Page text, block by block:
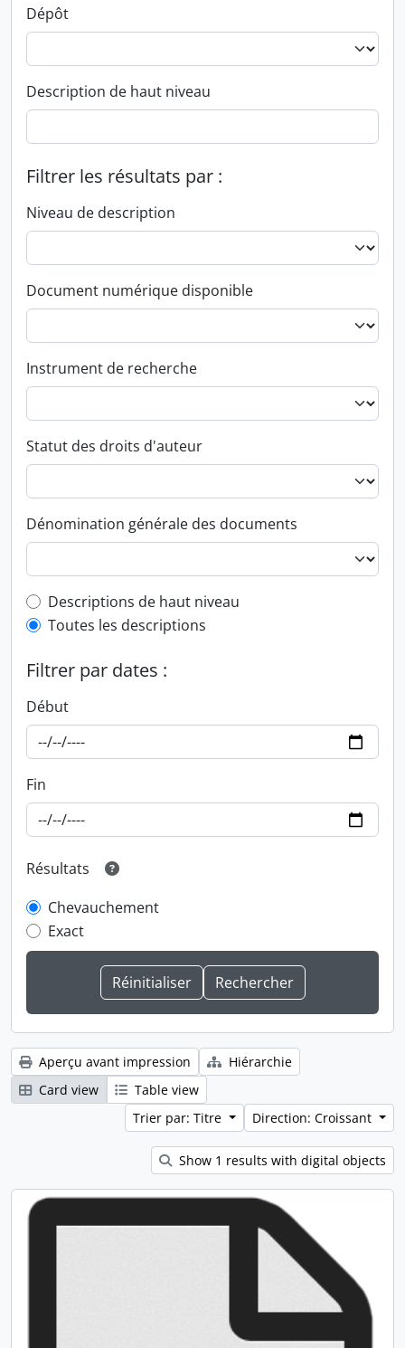
Dépôt
Description de haut niveau
Filtrer les résultats par :
Niveau de description
Document numérique disponible
Instrument de recherche
Statut des droits d'auteur
Dénomination générale des documents
Top-level description filter
Descriptions de haut niveau
Toutes les descriptions
Filtrer par dates :
Début
Fin
Résultats
Chevauchement
Exact
Aperçu avant impression
Hiérarchie
Card view
Table view
Trier par: Titre
Direction: Croissant
Show 1 results with digital objects